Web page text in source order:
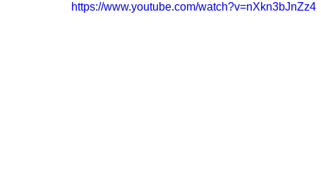
https://www.youtube.com/watch?v=nXkn3bJnZz4